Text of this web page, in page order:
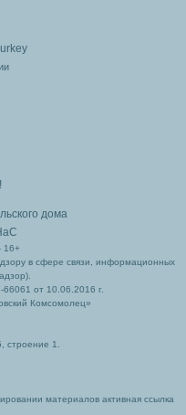
дома
16+
в сфере связи, информационных
от 10.06.2016 г.
Комсомолец»
строение 1.
материалов активная ссылка